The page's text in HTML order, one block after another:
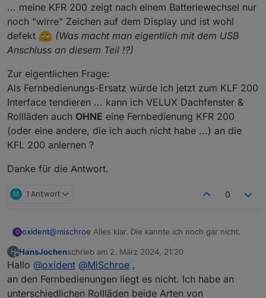
... meine KFR 200 zeigt nach einem Batteriewechsel nur
noch "wirre" Zeichen auf dem Display und ist wohl
defekt
(Was macht man eigentlich mit dem USB
Anschluss an diesem Teil !?)
Zur eigentlichen Frage:
Als Fernbedienungs-Ersatz würde ich jetzt zum KLF 200
Interface tendieren ... kann ich VELUX Dachfenster &
Rollläden auch OHNE eine Fernbedienung KFR 200
(oder eine andere, die ich auch nicht habe ...) an die
KFL 200 anlernen ?
Danke für die Antwort.
M 1 Antwort 0
O oxident@mischroe Alles klar. Die kannte ich noch gar nicht.
Diese hier funktionierten auf jeden Fall immer
problemlos:
H
Offline
HansJochenschrieb am 2. März 2024, 21:20
zuletzt editiert von
Hallo @oxident @MiSchroe ,
an den Fernbedienungen liegt es nicht. Ich habe an
unterschiedlichen Rollläden beide Arten von